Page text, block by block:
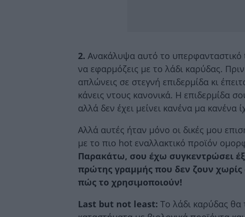
2. Ανακάλυψα αυτό το υπερφανταστικό
να εφαρμόζεις με το λάδι καρύδας.
απλώνεις σε στεγνή επιδερμίδα κι
κάνεις ντους κανονικά. Η επιδερμίδα
αλλά δεν έχει μείνει κανένα μα κανένα
Αλλά αυτές ήταν μόνο οι δικές μου
με το πιο hot εναλλακτικό προϊόν
Παρακάτω, σου έχω συγκεντρώσει
πρώτης γραμμής που δεν ζουν χωρίς
πώς το χρησιμοποιούν!
Last but not least: Το λάδι καρύδας θα